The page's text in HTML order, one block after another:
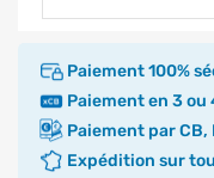
Paiement 100%
Paiement en 3 ou
Paiement par CB,
Expédition sur